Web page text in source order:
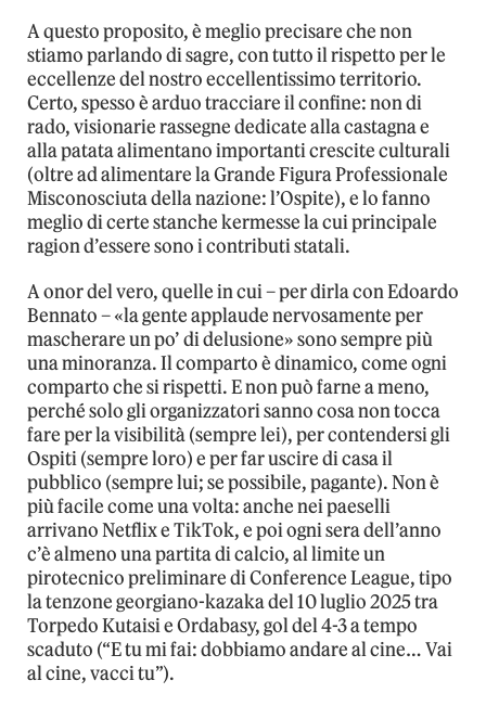
A questo proposito, è meglio precisare che non
stiamo parlando di sagre, con tutto il rispetto per le
eccellenze del nostro eccellentissimo territorio.
Certo, spesso è arduo tracciare il confine: non di
rado, visionarie rassegne dedicate alla castagna e
alla patata alimentano importanti crescite culturali
(oltre ad alimentare la Grande Figura Professionale
Misconosciuta della nazione: l’Ospite), e lo fanno
meglio di certe stanche kermesse la cui principale
ragion d’essere sono i contributi statali.
A onor del vero, quelle in cui – per dirla con Edoardo
Bennato – «la gente applaude nervosamente per
mascherare un po’ di delusione» sono sempre più
una minoranza. Il comparto è dinamico, come ogni
comparto che si rispetti. E non può farne a meno,
perché solo gli organizzatori sanno cosa non tocca
fare per la visibilità (sempre lei), per contendersi gli
Ospiti (sempre loro) e per far uscire di casa il
pubblico (sempre lui; se possibile, pagante). Non è
più facile come una volta: anche nei paeselli
arrivano Netflix e TikTok, e poi ogni sera dell’anno
c’è almeno una partita di calcio, al limite un
pirotecnico preliminare di Conference League, tipo
la tenzone georgiano-kazaka del 10 luglio 2025 tra
Torpedo Kutaisi e Ordabasy, gol del 4-3 a tempo
scaduto (“E tu mi fai: dobbiamo andare al cine… Vai
al cine, vacci tu”).